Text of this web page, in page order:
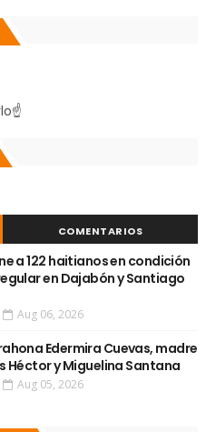
COMENTARIOS
a 122 haitianos en condición
en Dajabón y Santiago
Aug 06, 2026
Edermira Cuevas, madre
Héctor y Miguelina Santana
Aug 05, 2026